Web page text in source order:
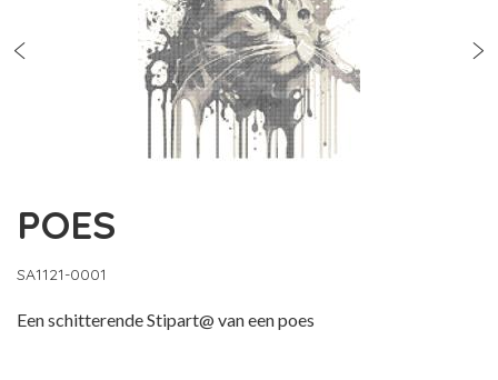
POES
SA1121-0001
Een schitterende Stipart@ van een poes